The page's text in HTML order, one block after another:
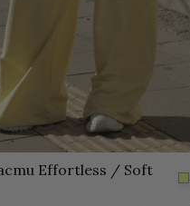
Effortless / Soft